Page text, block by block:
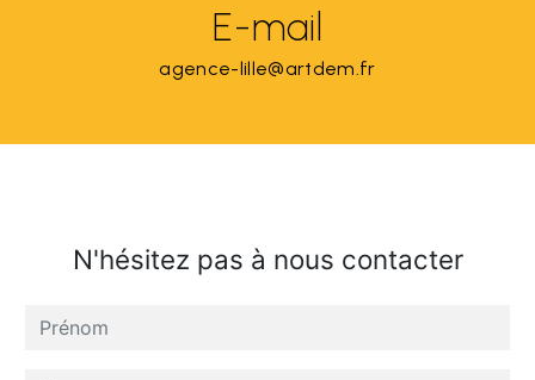
E-mail
agence-lille@artdem.fr
N'hésitez pas à nous contacter